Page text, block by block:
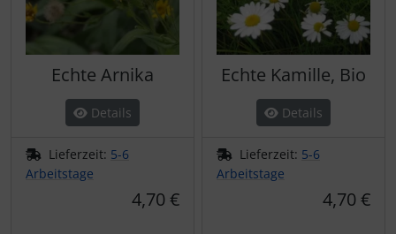
Echte Arnika
Details
Lieferzeit: 5-6
Arbeitstage
4,70 €
Echte Kamille, Bio
Details
Lieferzeit: 5-6
Arbeitstage
4,70 €